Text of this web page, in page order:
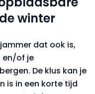
winter
dat ook is,
en/of je
De klus kan je
is in een korte tijd